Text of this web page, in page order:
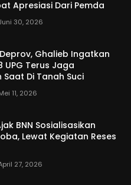
Apresiasi Dari Pemda
30, 2026
Ghalieb Ingatkan
UPG Terus Jaga
Di Tanah Suci
11, 2026
BNN Sosialisasikan
Lewat Kegiatan Reses
27, 2026